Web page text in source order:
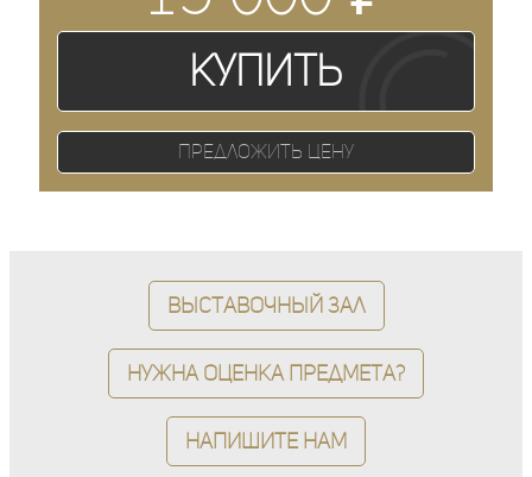
Купить
Предложить цену
Выставочный зал
Нужна оценка предмета?
Напишите нам